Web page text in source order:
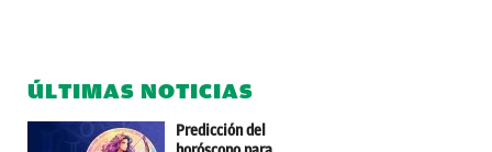
ÚLTIMAS NOTICIAS
Predicción del